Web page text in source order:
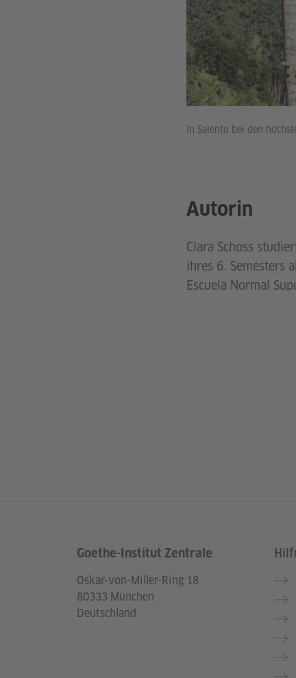
In Salento bei den
Autorin
Clara Schoss
ihres 6. Semesters
Escuela Normal
Service- und Informationsbereich
Goethe-Institut Zentrale
Oskar-von-Miller-Ring 18
80333 München
Deutschland